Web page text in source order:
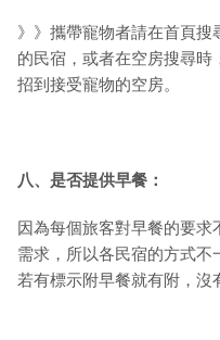
》》攜帶寵物者請在首頁搜
的民宿，或者在空房搜尋
招到接受寵物的空房。
八、是否提供早餐：
因為每個旅客對早餐的要
需求，所以各民宿的方式不
若有標示附早餐就有附，沒